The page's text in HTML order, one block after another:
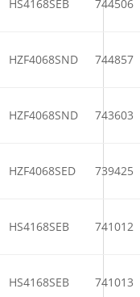
HS4168SEB 744506
HZF4068SND 744857
HZF4068SND 743603
HZF4068SED 739425
HS4168SEB 741012
HS4168SEB 741013